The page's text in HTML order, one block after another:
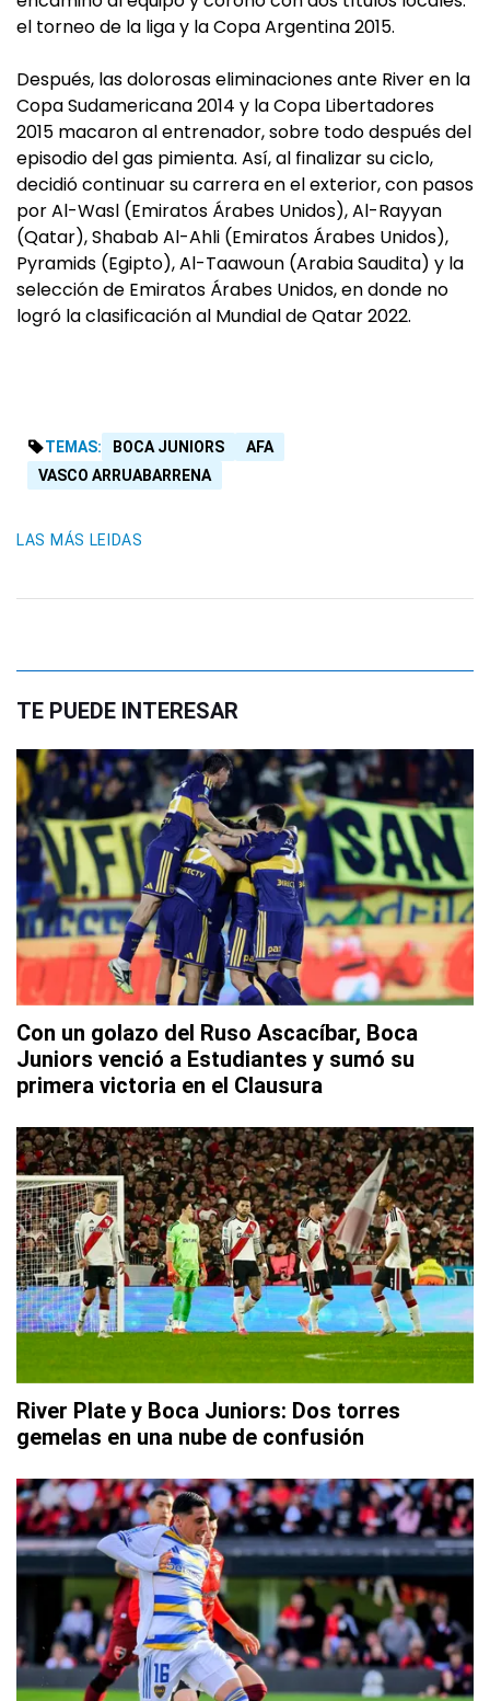
el torneo de la liga y la Copa Argentina 2015.
Después, las dolorosas eliminaciones ante River en la
Copa Sudamericana 2014 y la Copa Libertadores
2015 macaron al entrenador, sobre todo después del
episodio del gas pimienta. Así, al finalizar su ciclo,
decidió continuar su carrera en el exterior, con pasos
por Al-Wasl (Emiratos Árabes Unidos), Al-Rayyan
(Qatar), Shabab Al-Ahli (Emiratos Árabes Unidos),
Pyramids (Egipto), Al-Taawoun (Arabia Saudita) y la
selección de Emiratos Árabes Unidos, en donde no
logró la clasificación al Mundial de Qatar 2022.
TEMAS: BOCA JUNIORS
AFA
VASCO ARRUABARRENA
LAS MÁS LEIDAS
TE PUEDE INTERESAR
Con un golazo del Ruso Ascacíbar, Boca
Juniors venció a Estudiantes y sumó su
primera victoria en el Clausura
River Plate y Boca Juniors: Dos torres
gemelas en una nube de confusión